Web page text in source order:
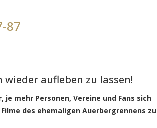
87
aufleben zu lassen!
mehr Personen, Vereine und Fans sich
des ehemaligen Auerbergrennens zu